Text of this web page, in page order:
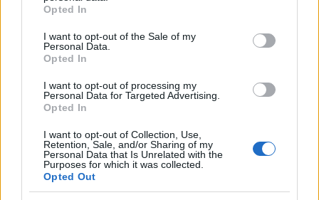
use your data for below specified purposes in below Google
consent section.
Opted In
I want to opt-out of the Sale of my
Personal Data.
Opted In
I want to opt-out of processing my
Personal Data for Targeted Advertising.
Opted In
I want to opt-out of Collection, Use,
Retention, Sale, and/or Sharing of my
Personal Data that Is Unrelated with the
Purposes for which it was collected.
Opted Out
Középfülgyulladás okozta
agyhártyagyulladás
drHorváthTamás• 2017. február 16.
Úgy alakult, hogy hétfő hajnalban operáltam egy
otogén meningitises beteget, akinek egy sima akut
Vagyis középfülgyulladásból mastoiditise lett, és
utána a meningitis, mindez kb. 3 nap leforgása alatt.
Otogén agytályoggal már találkoztam korábban is,